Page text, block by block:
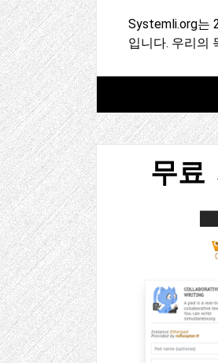
Systemli.org는
입니다. 우리의
무료